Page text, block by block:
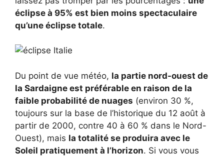
éclipse à 95% est bien moins spectaculaire
qu’une éclipse totale.
Du point de vue météo, la partie nord-ouest de
la Sardaigne est préférable en raison de la
faible probabilité de nuages (environ 30 %,
toujours sur la base de l’historique du 12 août à
partir de 2000, contre 40 à 60 % dans le Nord-
Ouest), mais la totalité se produira avec le
Soleil pratiquement à l’horizon. Si vous vous